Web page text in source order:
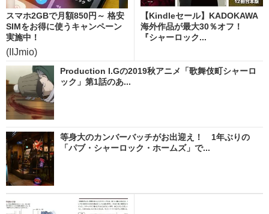
スマホ2GBで月額850円～ 格安
SIMをお得に使うキャンペーン
実施中！
(IIJmio)
【Kindleセール】KADOKAWA
海外作品が最大30％オフ！
『シャーロック...
Production I.Gの2019秋アニメ「歌舞伎町シャーロ
ック」第1話のあ...
等身大のカンバーバッチがお出迎え！ 1年ぶりの
「パブ・シャーロック・ホームズ」で...